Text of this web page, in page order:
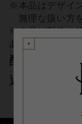
※本品はデザイ
無理な扱い方
※本品は製造の
あります。あら
配送に関し
返品に関して